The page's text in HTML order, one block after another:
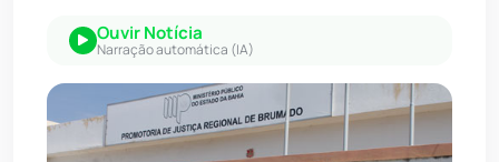
Ouvir Notícia
Narração automática (IA)